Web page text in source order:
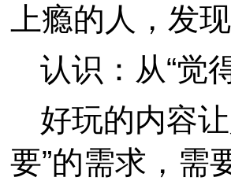
上瘾的人，发
认识：从“觉
好玩的内容
要”的需求，需